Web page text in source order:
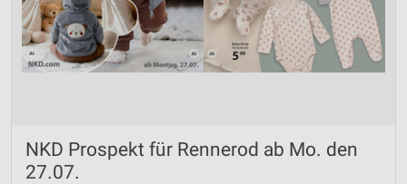
NKD Prospekt für Rennerod ab Mo. den
27.07.